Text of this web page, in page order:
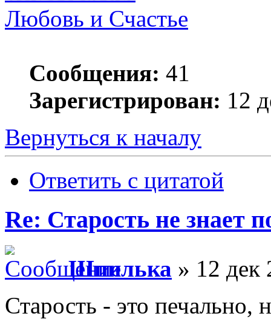
Любовь и Счастье
Сообщения: 41
Зарегистрирован: 12
Вернуться к началу
Ответить с цитатой
Re: Старость не знает
Шпилька » 12 дек
Старость - это